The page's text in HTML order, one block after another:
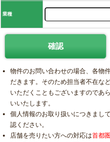
業種
物件のお問い合わせの場合、各物
だきます。そのため担当者不在な
いただくこともございますのであ
いいたします。
個人情報のお取り扱いにつきまし
認ください。
店舗を売りたい方への対応は首都